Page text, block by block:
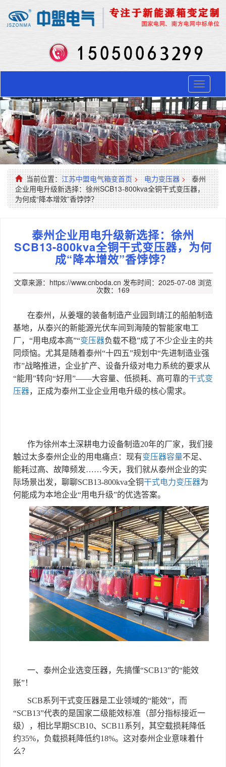
Toggle
当前位置：江苏中盟电气箱变首页 > 电力变压器 > 泰州
企业用电升级新选择：徐州SCB13-800kva全铜干式变压器，
为何成“降本增效”香饽饽？
泰州企业用电升级新选择：徐州
SCB13-800kva全铜干式变压器，为何
成“降本增效”香饽饽？
文章来源：https://www.cnboda.cn 发布时间：2025-07-08 浏览
次数：169
在泰州，从姜堰的装备制造产业园到靖江的船舶制造
基地，从泰兴的新能源光伏车间到海陵的智能家电工
厂， “用电成本高”“变压器负载不稳”成了不少企业主的共
同烦恼。尤其是随着泰州“十四五”规划中“先进制造业强
市”战略推进，企业扩产、设备升级对电力系统的要求从
“能用”转向“好用”——大容量、低损耗、高可靠的干式变
压器，正成为泰州工业企业用电升级的核心需求。
作为徐州本土深耕电力设备制造20年的厂家，我们接
触过太多泰州企业的用电痛点：现有变压器容量不足、
能耗过高、故障频发……今天，我们就从泰州企业的实
际场景出发，聊聊SCB13-800kva全铜干式电力变压器为
何能成为本地企业“用电升级”的优选答案。
一、泰州企业选变压器，先搞懂“SCB13”的“能效
账”！
SCB系列干式变压器是工业领域的“能效”，而
“SCB13”代表的是国家二级能效标准（部分指标接近一
级），相比早期SCB10、 SCB11 系列，其空载损耗降低
约35%，负载损耗降低约18%。这对泰州企业意味着什
么？